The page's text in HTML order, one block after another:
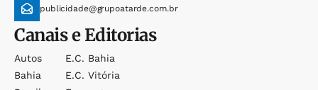
publicidade@grupoatarde.com.br
Canais e Editorias
Autos
Bahia
E.c. Bahia
E.c. Vitória